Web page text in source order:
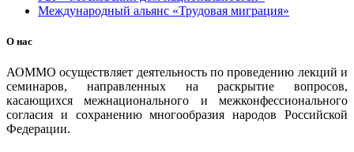
Международный альянс «Трудовая миграция»
О нас
АОММО осуществляет деятельность по проведению лекций и
семинаров, направленных на раскрытие вопросов,
касающихся межнационального и межконфессионального
согласия и сохранению многообразия народов Российской
Федерации.